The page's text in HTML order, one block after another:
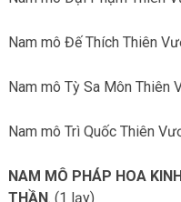
Nam mô Đế Thích Thiên
Nam mô Tỳ Sa Môn Thiên
Nam mô Trì Quốc Thiên
NAM MÔ PHÁP HOA
THẦN. (1 lạy)